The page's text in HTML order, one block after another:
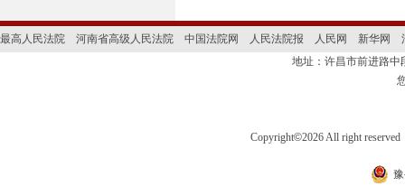
最高人民法院 河南省高级人民法院 中国法院网 人民法院报 人民网 新华网
地址：许昌市前进路
Copyright©2026 All right